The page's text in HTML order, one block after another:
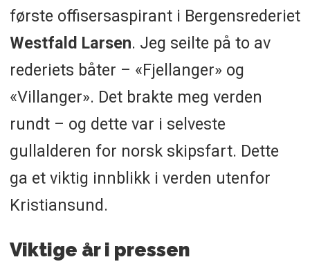
første offisersaspirant i Bergensrederiet
Westfald Larsen. Jeg seilte på to av
rederiets båter – «Fjellanger» og
«Villanger». Det brakte meg verden
rundt – og dette var i selveste
gullalderen for norsk skipsfart. Dette
ga et viktig innblikk i verden utenfor
Kristiansund.
Viktige år i pressen